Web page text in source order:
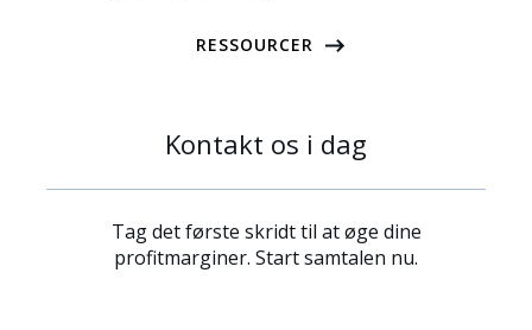
RESSOURCER
Kontakt os i dag
Tag det første skridt til at øge dine
profitmarginer. Start samtalen nu.